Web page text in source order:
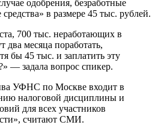
одобрения, безработные
в размере 45 тыс. рублей.
700 тыс. неработающих в
месяца поработать,
бы 45 тыс. и заплатить эту
— задала вопрос спикер.
УФНС по Москве входит в
налоговой дисциплины и
для всех участников
считают СМИ.